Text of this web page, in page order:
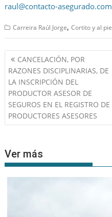
raul@contacto-asegurado.com
Carreira Raúl Jorge,Cortito y al pie
Navegación
de
entradas
CANCELACIÓN, POR
RAZONES DISCIPLINARIAS, DE
LA INSCRIPCIÓN DEL
PRODUCTOR ASESOR DE
SEGUROS EN EL REGISTRO DE
PRODUCTORES ASESORES
Ver más